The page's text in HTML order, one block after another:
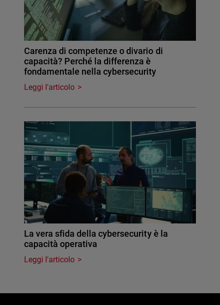
Carenza di competenze o divario di
capacità? Perché la differenza è
fondamentale nella cybersecurity
Leggi l'articolo
La vera sfida della cybersecurity è la
capacità operativa
Leggi l'articolo